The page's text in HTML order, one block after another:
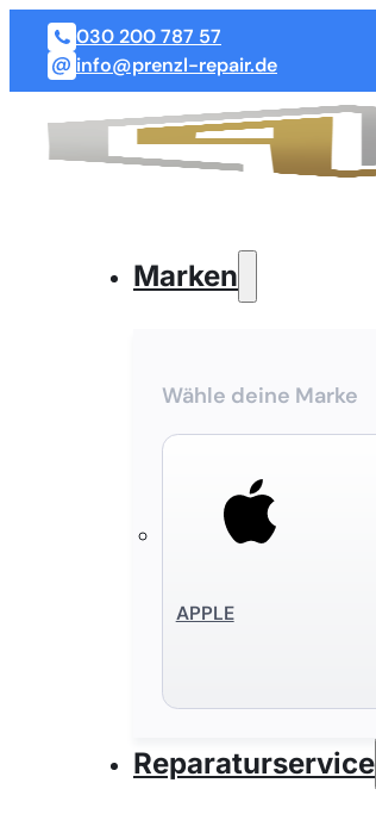
030 200 787 57
info@prenzl-repair.de
Marken
Wähle deine Marke
APPLE
Reparaturservice